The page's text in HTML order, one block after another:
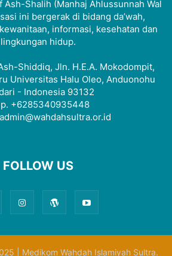
Ash-Shalih (Manhaj Ahlussunnah Wal
ini bergerak di bidang da’wah,
informasi, kesehatan dan
lingkungan hidup.
Shiddiq, Jln. H.E.A. Mokodompit,
Universitas Halu Oleo, Anduonohu
- Indonesia 93132
+6285340935448
FOLLOW US
| Medikom Wahdah Islamiyah Sultra.